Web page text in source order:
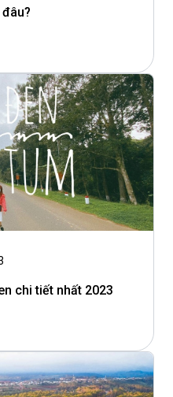
chi tiết nhất 2023